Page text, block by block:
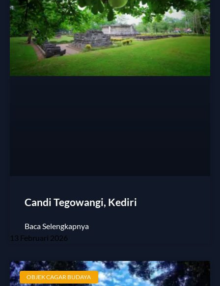
Candi Tegowangi, Kediri
Baca Selengkapnya
13 Februari 2026
OBJEK CAGAR BUDAYA